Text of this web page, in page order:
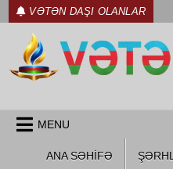
Skip
to
content
VƏTƏN DAŞI OLANLAR
MENU
ANA SƏHİFƏ